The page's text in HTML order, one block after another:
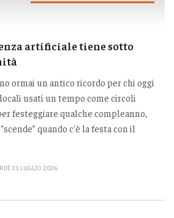
artificiale tiene sotto
ormai un antico ricordo per chi oggi
usati un tempo come circoli
festeggiare qualche compleanno,
quando c'è la festa con il
31 LUGLIO 2026